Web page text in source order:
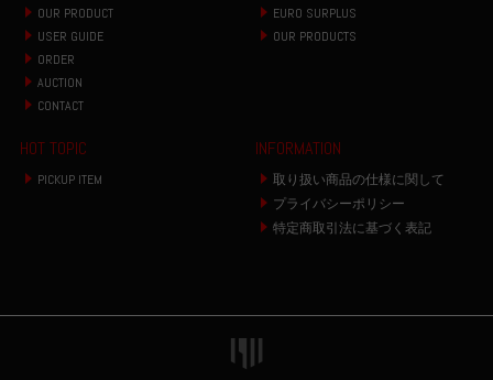
OUR PRODUCT
USER GUIDE
ORDER
AUCTION
CONTACT
EURO SURPLUS
OUR PRODUCTS
HOT TOPIC
PICKUP ITEM
INFORMATION
取り扱い商品の仕様に関して
プライバシーポリシー
特定商取引法に基づく表記